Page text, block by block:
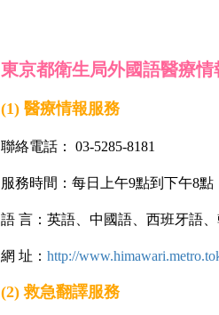
東京都衛生局外國語醫療情
(1) 醫療情報服務
聯絡電話： 03-5285-8181
服務時間：每日上午9點到下午8點
語 言：英語、中國語、西班牙語
網 址： http://
(2) 救急翻譯服務